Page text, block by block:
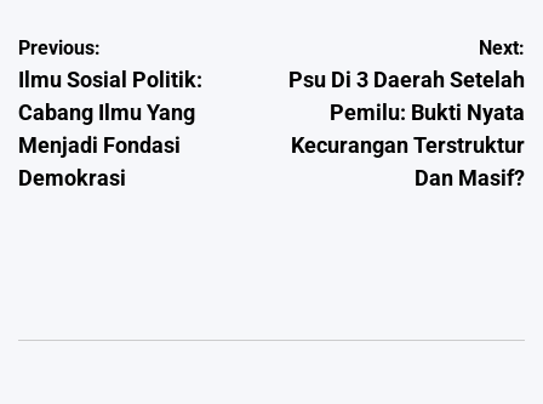
Post
navigation
Previous:
Ilmu Sosial Politik:
Cabang Ilmu Yang
Menjadi Fondasi
Demokrasi
Next:
Psu Di 3 Daerah Setelah
Pemilu: Bukti Nyata
Kecurangan Terstruktur
Dan Masif?